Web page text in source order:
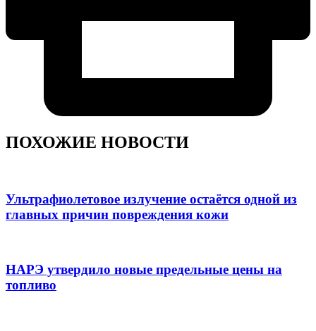
ПОХОЖИЕ НОВОСТИ
Ультрафиолетовое излучение остаётся одной из
главных причин повреждения кожи
НАРЭ утвердило новые предельные цены на
топливо